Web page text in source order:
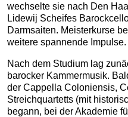
wechselte sie nach Den
Lidewij Scheifes
Darmsaiten. Meisterkurse
weitere spannende Impulse.
Nach dem Studium lag
barocker Kammermusik.
der Cappella Coloniensis,
Streichquartetts (mit
begann, bei der Akademie